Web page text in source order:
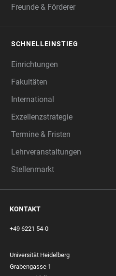
Freunde & Förderer
SCHNELLEINSTIEG
Einrichtungen
Fakultäten
International
Exzellenzstrategie
Termine & Fristen
Lehrveranstaltungen
Stellenmarkt
KONTAKT
+49 6221 54-0
Universität Heidelberg
Grabengasse 1